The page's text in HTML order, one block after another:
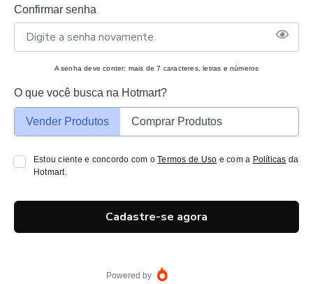
Confirmar senha
A senha deve conter: mais de 7 caracteres, letras e números
O que você busca na Hotmart?
Vender Produtos Comprar Produtos
Estou ciente e concordo com oTermos de Uso e com a Políticas da
Hotmart.
Cadastre-se agora
Powered by